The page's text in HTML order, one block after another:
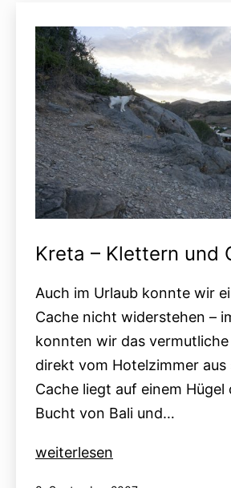
Kreta – Klettern und
Auch im Urlaub konnte wir
Cache nicht widerstehen –
konnten wir das
direkt vom Hotelzimmer aus
Cache liegt auf einem
Bucht von Bali und…
Kreta
weiterlesen